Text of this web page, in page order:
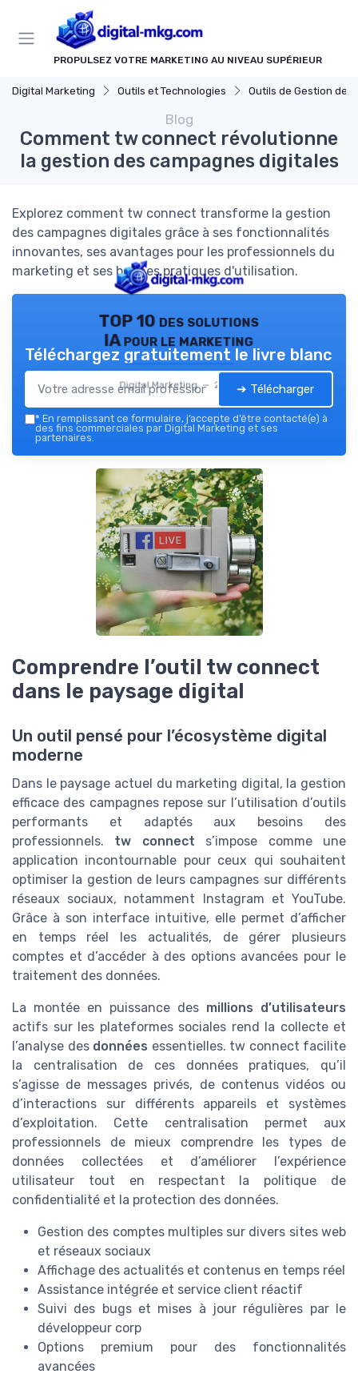
PROPULSEZ VOTRE MARKETING AU NIVEAU SUPÉRIEUR
Digital Marketing Outils et Technologies Outils de Gestion de
Blog
Comment tw connect révolutionne
la gestion des campagnes digitales
Explorez comment tw connect transforme la gestion
des campagnes digitales grâce à ses fonctionnalités
innovantes, ses avantages pour les professionnels du
marketing et ses bonnes pratiques d'utilisation.
TOP 10 des solutions
IA pour le marketing
Digital Marketing — 2026
Téléchargez gratuitement le livre blanc
➔ Télécharger
* En remplissant ce formulaire, j’accepte d’être contacté(e) à
des fins commerciales par Digital Marketing et ses
partenaires.
Comprendre l’outil tw connect
dans le paysage digital
Un outil pensé pour l’écosystème digital
moderne
Dans le paysage actuel du marketing digital, la gestion
efficace des campagnes repose sur l’utilisation d’outils
performants et adaptés aux besoins des
professionnels. tw connect s’impose comme une
application incontournable pour ceux qui souhaitent
optimiser la gestion de leurs campagnes sur différents
réseaux sociaux, notamment Instagram et YouTube.
Grâce à son interface intuitive, elle permet d’afficher
en temps réel les actualités, de gérer plusieurs
comptes et d’accéder à des options avancées pour le
traitement des données.
La montée en puissance des millions d’utilisateurs
actifs sur les plateformes sociales rend la collecte et
l’analyse des données essentielles. tw connect facilite
la centralisation de ces données pratiques, qu’il
s’agisse de messages privés, de contenus vidéos ou
d’interactions sur différents appareils et systèmes
d’exploitation. Cette centralisation permet aux
professionnels de mieux comprendre les types de
données collectées et d’améliorer l’expérience
utilisateur tout en respectant la politique de
confidentialité et la protection des données.
Gestion des comptes multiples sur divers sites web
et réseaux sociaux
Affichage des actualités et contenus en temps réel
Assistance intégrée et service client réactif
Suivi des bugs et mises à jour régulières par le
développeur corp
Options premium pour des fonctionnalités
avancées
Panneau de gestion des cookies